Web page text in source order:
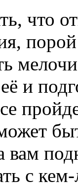
что
и
вам
с